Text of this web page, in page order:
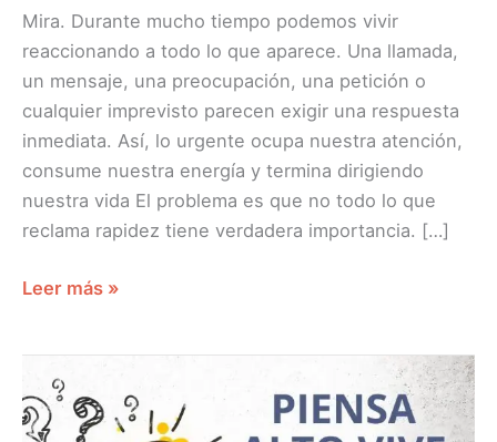
Mira. Durante mucho tiempo podemos vivir
reaccionando a todo lo que aparece. Una llamada,
un mensaje, una preocupación, una petición o
cualquier imprevisto parecen exigir una respuesta
inmediata. Así, lo urgente ocupa nuestra atención,
consume nuestra energía y termina dirigiendo
nuestra vida El problema es que no todo lo que
reclama rapidez tiene verdadera importancia. […]
Leer más »
ALTO
VIVE